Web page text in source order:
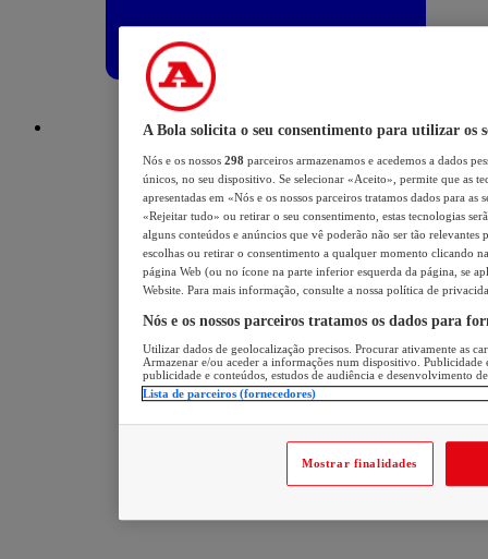
A Bola solicita o seu consentimento para utilizar os
Nós e os nossos 298 parceiros armazenamos e acedemos a dados
únicos, no seu dispositivo. Se selecionar «Aceito», permite que as
apresentadas em «Nós e os nossos parceiros tratamos dados para
«Rejeitar tudo» ou retirar o seu consentimento, estas tecnologias
alguns conteúdos e anúncios que vê poderão não ser tão relevantes
escolhas ou retirar o consentimento a qualquer momento clicando
página Web (ou no ícone na parte inferior esquerda da página, se
Website. Para mais informação, consulte a nossa política de
Nós e os nossos parceiros tratamos os dados para
Utilizar dados de geolocalização precisos. Procurar ativamente as
Armazenar e/ou aceder a informações num dispositivo. Publicidade
publicidade e conteúdos, estudos de audiência e desenvolvimento
Lista de parceiros (fornecedores)
Mostrar finalidades